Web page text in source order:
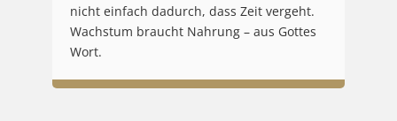
nicht einfach dadurch, dass Zeit vergeht.
Wachstum braucht Nahrung – aus Gottes
Wort.